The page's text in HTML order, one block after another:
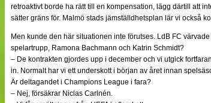
retroaktivt borde ha rätt till en kompensation, lägg därtill att
sätter gräns för. Malmö stads jämställdhetsplan lär vi också
Men kunde den här situationen inte förutses. LdB FC
spelartrupp, Ramona Bachmann och Katrin Schmidt?
– De kontrakten gjordes upp i december och vi utgick
in. Normalt har vi ett underskott i början av året innan
Är deltagandet i Champions League i fara?
– Nej, försäkrar Niclas Carlnén.